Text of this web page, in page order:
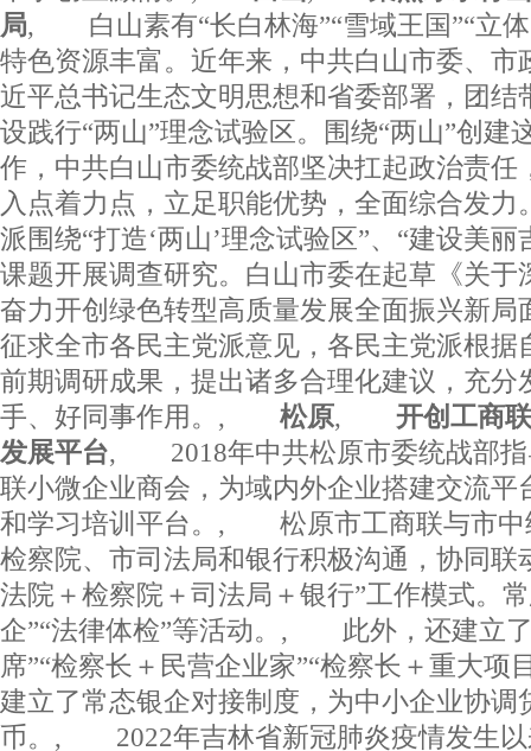
局, 白山素有“长白林海”“雪域王国”“立体
特色资源丰富。近年来，中共白山市委、市
近平总书记生态文明思想和省委部署，团结
设践行“两山”理念试验区。围绕“两山”创建
作，中共白山市委统战部坚决扛起政治责任
入点着力点，立足职能优势，全面综合
派围绕“打造‘两山’理念试验区”、“建设美丽
课题开展调查研究。白山市委在起草《关于
奋力开创绿色转型高质量发展全面振兴新局
征求全市各民主党派意见，各民主党派根据
前期调研成果，提出诸多合理化建议，充分
手、好同事作用。,
松原, 开创工商联
发展平台, 2018年中共松原市委统战部指
联小微企业商会，为域内外企业搭建交流平
和学习培训平台。, 松原市工商联与市中
检察院、市司法局和银行积极沟通，协同联
法院＋检察院＋司法局＋银行”工作模式。
企”“法律体检”等活动。, 此外，还建立了
席”“检察长＋民营企业家”“检察长＋重大项
建立了常态银企对接制度，为中小企业协调
币。, 2022年吉林省新冠肺炎疫情发生以